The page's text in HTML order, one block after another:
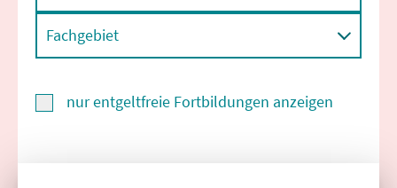
Fachgebiet
nur entgeltfreie Fortbildungen anzeigen